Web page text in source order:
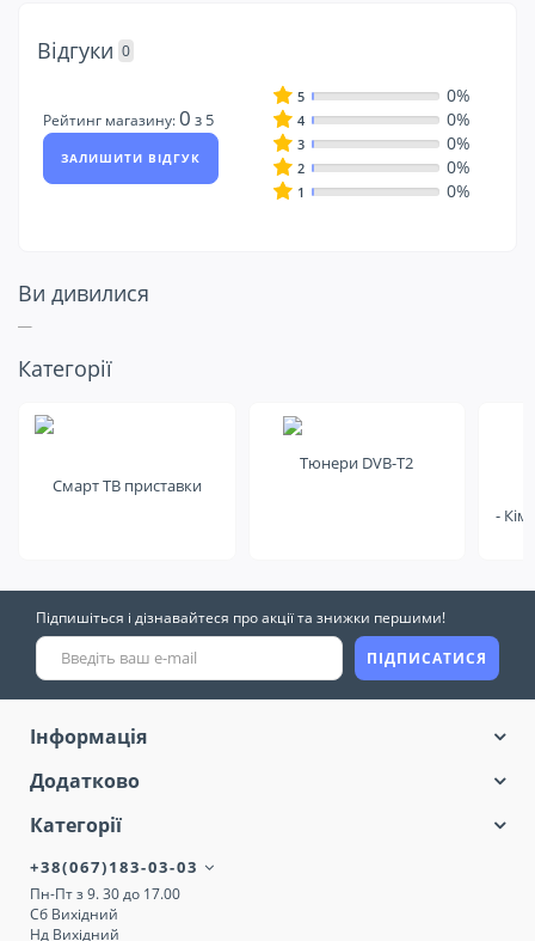
Відгуки 0
Рейтинг магазину:0 з 5
ЗАЛИШИТИ ВІДГУК
5 0%
4 0%
3 0%
2 0%
1 0%
Ви дивилися
Подивіться ще
на це
Категорії
Смарт ТВ приставки
Тюнери DVB-T2
-
Підпишіться і дізнавайтеся про акції та знижки першими!
ПІДПИСАТИСЯ
Інформація
Додатково
Категорії
+38(067)183-03-03
Пн-Пт з 9. 30 до 17.00
Сб Вихідний
Нд Вихідний